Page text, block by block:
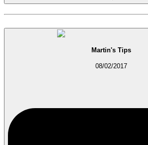
Martin's Tips
08/02/2017